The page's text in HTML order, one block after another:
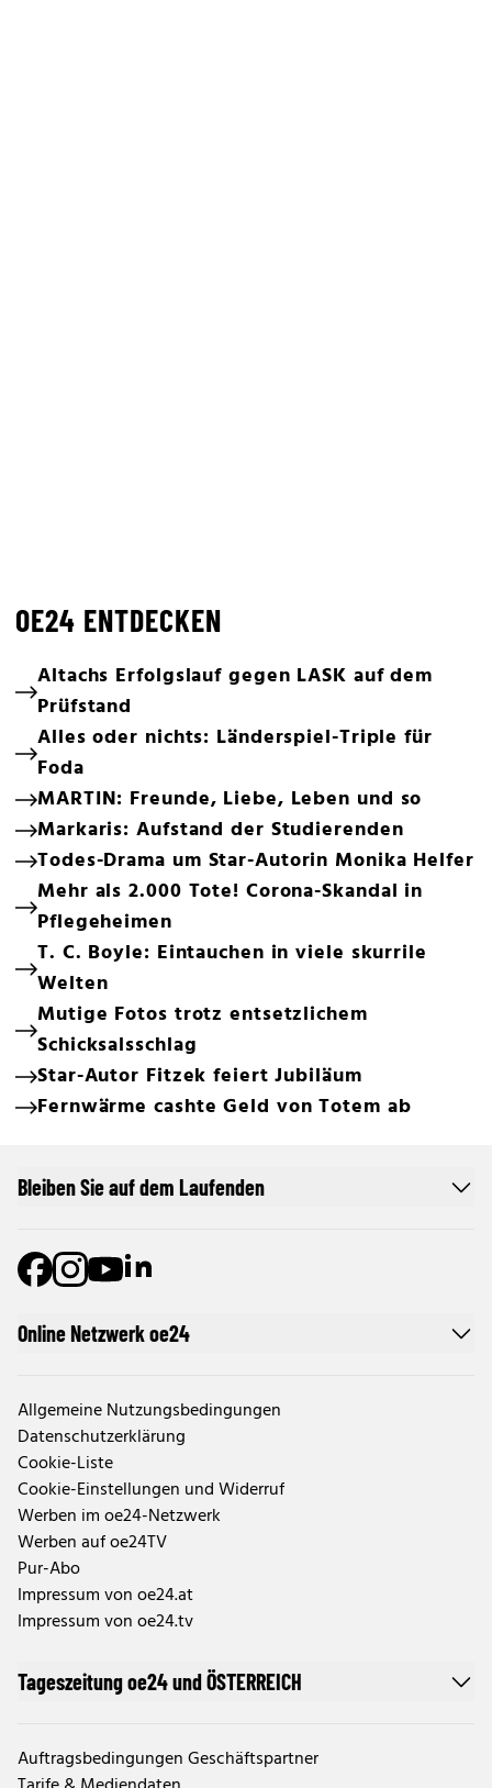
OE24 ENTDECKEN
Altachs Erfolgslauf gegen LASK auf dem
Prüfstand
Alles oder nichts: Länderspiel-Triple für
Foda
MARTIN: Freunde, Liebe, Leben und so
Markaris: Aufstand der Studierenden
Todes-Drama um Star-Autorin Monika Helfer
Mehr als 2.000 Tote! Corona-Skandal in
Pflegeheimen
T. C. Boyle: Eintauchen in viele skurrile
Welten
Mutige Fotos trotz entsetzlichem
Schicksalsschlag
Star-Autor Fitzek feiert Jubiläum
Fernwärme cashte Geld von Totem ab
Online Netzwerk oe24
Allgemeine Nutzungsbedingungen
Datenschutzerklärung
Cookie-Liste
Cookie-Einstellungen und Widerruf
Werben im oe24-Netzwerk
Werben auf oe24TV
Pur-Abo
Impressum von oe24.at
Impressum von oe24.tv
Tageszeitung oe24 und ÖSTERREICH
Auftragsbedingungen Geschäftspartner
Bleiben Sie auf dem Laufenden